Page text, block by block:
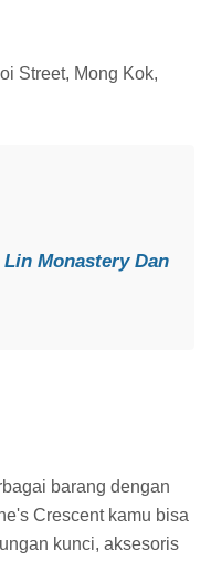
Street, Mong Kok,
Monastery Dan
barang dengan
Crescent kamu bisa
kunci, aksesoris